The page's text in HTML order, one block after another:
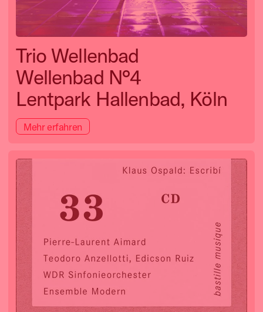
Trio Wellenbad
Wellenbad N°4
Lentpark Hallenbad, Köln
Mehr erfahren